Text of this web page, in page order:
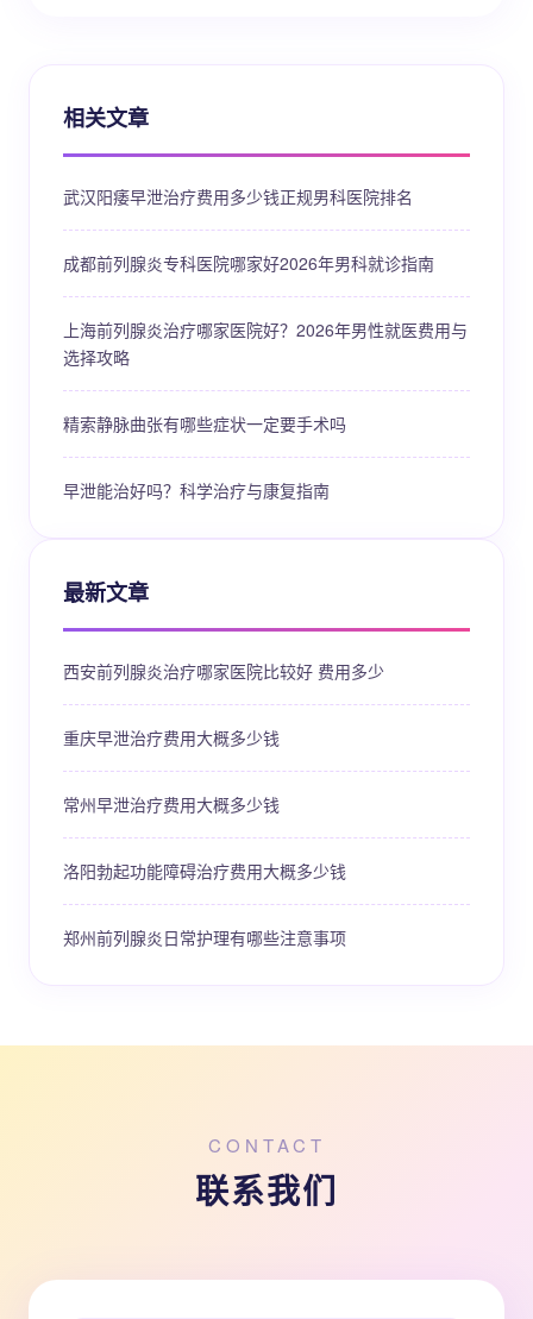
相关文章
武汉阳痿早泄治疗费用多少钱正规男科医院排名
成都前列腺炎专科医院哪家好2026年男科就诊指南
上海前列腺炎治疗哪家医院好？2026年男性就医费用与
选择攻略
精索静脉曲张有哪些症状一定要手术吗
早泄能治好吗？科学治疗与康复指南
最新文章
西安前列腺炎治疗哪家医院比较好 费用多少
重庆早泄治疗费用大概多少钱
常州早泄治疗费用大概多少钱
洛阳勃起功能障碍治疗费用大概多少钱
郑州前列腺炎日常护理有哪些注意事项
CONTACT
联系我们